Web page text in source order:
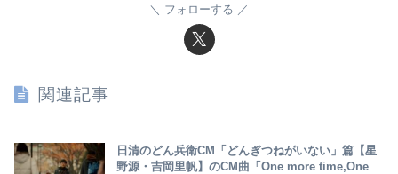
フォローする
関連記事
日清のどん兵衛CM「どんぎつねがいない」篇【星
野源・吉岡里帆】のCM曲「One more time,One